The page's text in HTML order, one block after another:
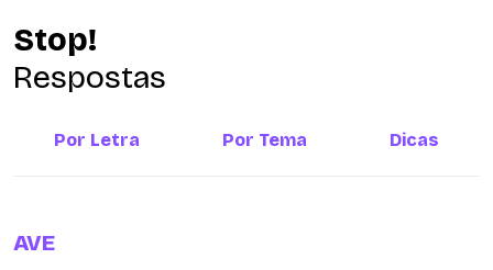
Stop!
Respostas
Por Letra Por Tema Dicas
AVE